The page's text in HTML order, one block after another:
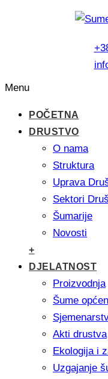
Menu
POČETNA
DRUSTVO
O nama
Struktura
Uprava
Sektori
Šumarije
Novosti
+
DJELATNOST
Proizvodnja
Šume
Akti drustva
Ekologija i
Uzgajanje